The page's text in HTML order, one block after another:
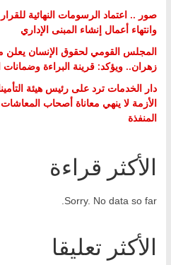
صور .. اعتماد الرسومات النهائية
وانتهاء أعمال إنشاء المبنى الإداري
المجلس القومي لحقوق الإنسان يعلن
زهران.. ويؤكد: قرينة البراءة
دار الخدمات ترد على رئيس هيئة
الأزمة لا ينهي معاناة أصحاب
المنفذة
الأكثر قراءة
Sorry. No data so far.
الأكثر تعليقا